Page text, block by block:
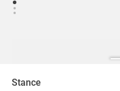
Stance